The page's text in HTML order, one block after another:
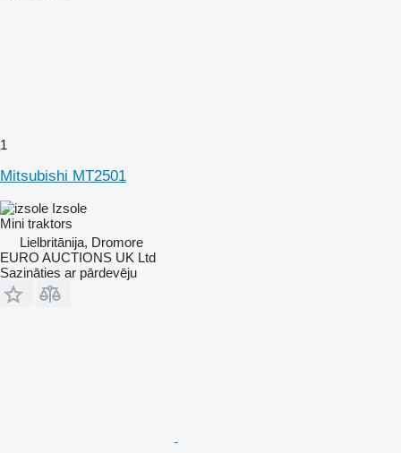
1
Mitsubishi MT2501
Izsole
Mini traktors
Lielbritānija, Dromore
EURO AUCTIONS UK Ltd
Sazināties ar pārdevēju